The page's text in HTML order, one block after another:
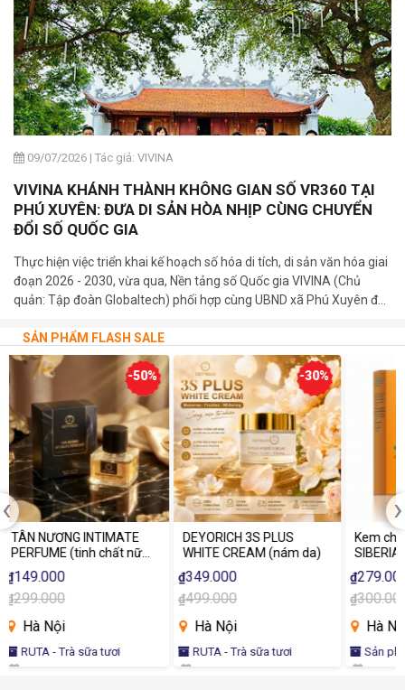
09/07/2026 | Tác giả: VIVINA
VIVINA KHÁNH THÀNH KHÔNG GIAN SỐ VR360 TẠI
PHÚ XUYÊN: ĐƯA DI SẢN HÒA NHỊP CÙNG CHUYỂN
ĐỔI SỐ QUỐC GIA
Thực hiện việc triển khai kế hoạch số hóa di tích, di sản văn hóa giai
đoạn 2026 - 2030, vừa qua, Nền tảng số Quốc gia VIVINA (Chủ
quản: Tập đoàn Globaltech) phối hợp cùng UBND xã Phú Xuyên đã
hóa tại các di tích cấp Quốc gia trên địa bàn xã.
SẢN PHẨM FLASH SALE
-30%
DEYORICH 3S PLUS
WHITE CREAM (nám da)
₫349.000
₫499.000
Hà Nội
RUTA - Trà sữa tươi
Kem chống nắng mặt
SIBERIAN WELLNESS Sun
Care Face Cream SPF 50
₫279.000
₫300.000
Hà Nội
Sản phẩm an toàn cho sức
khỏe - Vì sức khỏe người Việt
₫
₫
‹ ›